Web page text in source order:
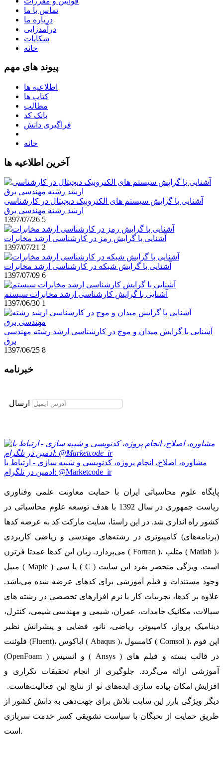
تماس با ما
درباره ما
درآمدزایی
شکایات
خانه
پیوند های مهم
اطلاعیه ها
کتاب ها
مطالب
بانک کد
فراگیری دانش
خانه
آخرین اطلاعیه ها
آشنایی با گرایش سیستم های الکترونیک دیجیتال در کارشناسی
ارشد رشته مهندسی برق
1397/07/26 5
آشنایی با گرایش رمز در کارشناسی ارشد مخابرات
1397/07/21 2
آشنایی با گرایش شبکه در کارشناسی ارشد مخابرات
1397/07/09 6
آشنایی با گرایش کارشناسی ارشد مخابرات سیستم
1397/06/30 1
آشنایی با گرایش میدان و موج در کارشناسی ارشد رشته مهندسی
برق
1397/06/25 8
خبرنامه
ارسال
مشاوره، اصلاح، انجام پروژه، کدنویسی و شبیه سازی - ارتباط با
ادمین در تلگرام: @Marketcode_ir
پایگاه علوم محاسباتی ایران با حمایت معاونت علمی وفناوری
ریاست جمهوری در سال 1392 با هدف توسعه علوم محاسباتی در
کشور راه اندازی شد. در این راستا، سایت مارکت کد به عرضه کدها
(برنامه‌های) کامپیوتری در رشته‌های مهندسی و ریاضی کاربردی
می‌پردازد. زبان این کدها عمدتا فرترن ( Fortran )، متلب ( Matlab )،
میپل ( Maple ) یا سی ( C ) است. ویژگی منحصر بفرد این سایت
وجود مستندات و فیلم آموزشی برای کدهای عرضه شده می‌باشد.
علاوه بر کدها، تجربیات کار با نرم افزارهای تخصصی در رشته های
سیالات، مکانیک جامدات، عمران، شیمی و مهندسی شیمی، کنترل،
دینامیک پرواز، کامپیوتر، ریاضی، نانو، فضایی و پیشرانش نظیر
فلوئنت (Fluent)، اباکوس ( Abaqus )، کامسول ( Comsol )، اپن فوم
(OpenFoam ) و انسیس ( Ansys ) در قالب بسته‌ و فیلم های
آموزشی ارائه می‌گردد. جلوگیری از انجام تحقیقات تکراری و
افزایش امکان پیاده سازی ایده‌های نو از نتایج این فعالیت‌هاست.
دیگر ویژگی بارز این سایت تلاش برای جهت‌دهی به دانش کشور از
طریق حمایت از نخبگان با سیاست تشویقی کسر خدمت سربازی
است.